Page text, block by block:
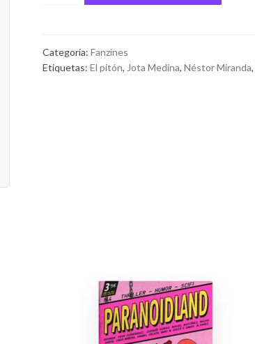
Categoría: Fanzines
Etiquetas: El pitón, Jota Medina, Néstor Miranda,